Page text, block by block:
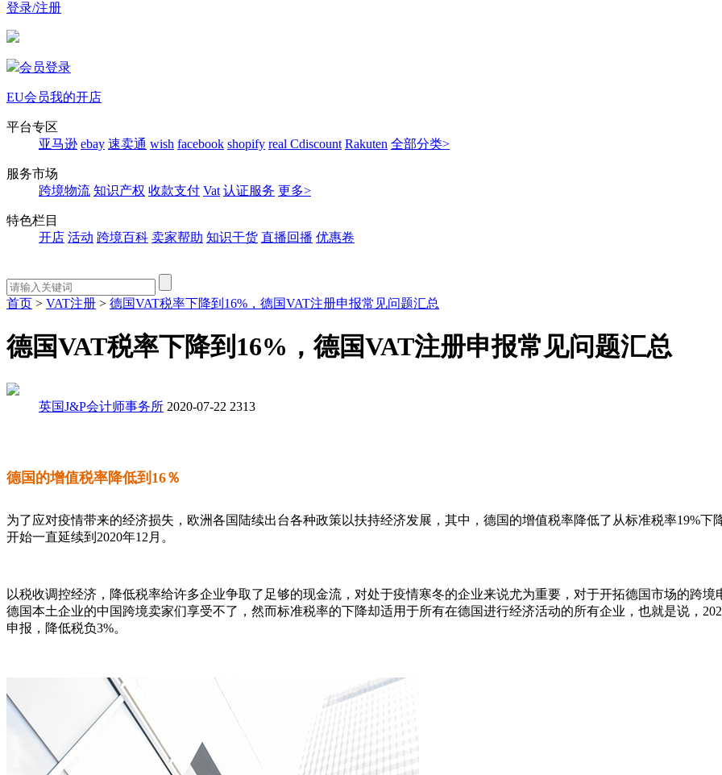
登录/注册
会员登录
EU会员我的开店
平台专区
亚马逊 ebay 速卖通 wish facebook shopify real Cdiscount Rakuten 全部分类>
服务市场
跨境物流 知识产权 收款支付 Vat 认证服务 更多>
特色栏目
开店 活动 跨境百科 卖家帮助 知识干货 直播回播 优惠卷
首页 > VAT注册 > 德国VAT税率下降到16%，德国VAT注册申报常见问题汇总
德国VAT税率下降到16%，德国VAT注册申报常见问题汇总
英国J&P会计师事务所 2020-07-22 2313
德国的增值税率降低到16％
为了应对疫情带来的经济损失，欧洲各国陆续出台各种政策以扶持经济发展，其中，德国的增值税率降低了从标准税率19%下
开始一直延续到2020年12月。
以税收调控经济，降低税率给许多企业争取了足够的现金流，对处于疫情寒冬的企业来说尤为重要，对于开拓德国市场的跨
德国本土企业的中国跨境卖家们享受不了，然而标准税率的下降却适用于所有在德国进行经济活动的所有企业，也就是说，
申报，降低税负3%。